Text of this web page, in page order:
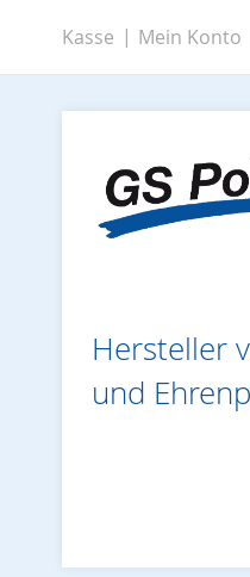
Zum
Inhalt
springen
Kasse Mein Konto
Hersteller
und